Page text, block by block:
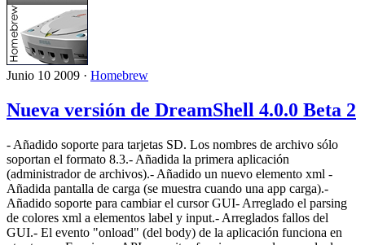
Junio 10 2009 · Homebrew
Nueva versión de DreamShell 4.0.0 Beta 2
- Añadido soporte para tarjetas SD. Los nombres de archivo sólo
soportan el formato 8.3.- Añadida la primera aplicación
(administrador de archivos).- Añadido un nuevo elemento xml -
Añadida pantalla de carga (se muestra cuando una app carga).-
Añadido soporte para cambiar el cursor GUI- Arreglado el parsing
de colores xml a elementos label y input.- Arreglados fallos del
GUI.- El evento "onload" (del body) de la aplicación funciona en